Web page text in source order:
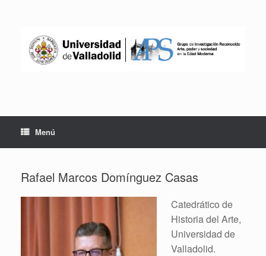
Menú
Rafael Marcos Domínguez Casas
Catedrático de
Historia del Arte,
Universidad de
Valladolid.